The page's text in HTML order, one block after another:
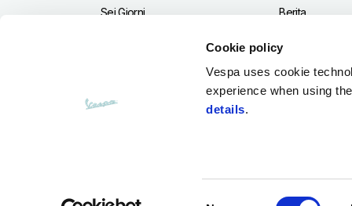
Cookie policy
Vespa uses cookie
experience when using
details.
Sei Giorni
Primavera
Berita
Facebook
Instagram
TwitterYoutube